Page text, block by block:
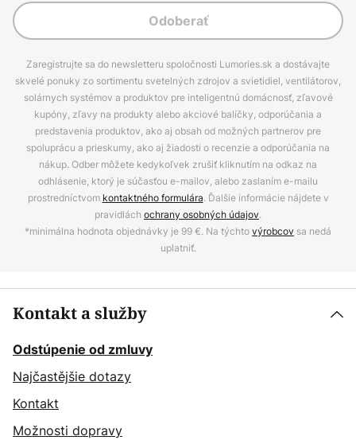
Odoberať
Zaregistrujte sa do newsletteru spoločnosti Lumories.sk a dostávajte
skvelé ponuky zo sortimentu svetelných zdrojov a svietidiel, ventilátorov,
solárnych systémov a produktov pre inteligentnú domácnosť, zľavové
kupóny, zľavy na produkty alebo akciové balíčky, odporúčania a
predstavenia produktov, ako aj obsah od možných partnerov pre
spoluprácu a prieskumy, ako aj žiadosti o recenzie a odporúčania na
nákup. Odber môžete kedykoľvek zrušiť kliknutím na odkaz na
odhlásenie, ktorý je súčasťou e-mailov, alebo zaslaním e-mailu
prostredníctvom kontaktného formulára. Ďalšie informácie nájdete v
pravidlách ochrany osobných údajov.
*minimálna hodnota objednávky je 99 €. Na týchtovýrobcov sa nedá
uplatniť.
Kontakt a služby
Odstúpenie od zmluvy
Najčastějšie dotazy
Kontakt
Možnosti dopravy